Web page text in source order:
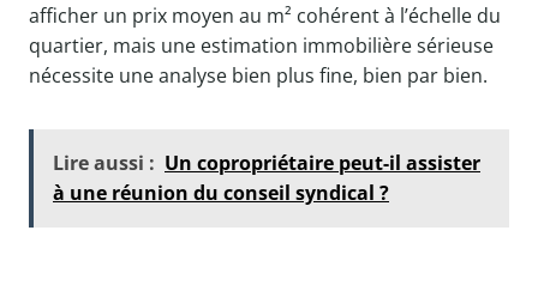
afficher un prix moyen au m² cohérent à l’échelle du
quartier, mais une estimation immobilière sérieuse
nécessite une analyse bien plus fine, bien par bien.
Lire aussi : Un copropriétaire peut-il assister
à une réunion du conseil syndical ?